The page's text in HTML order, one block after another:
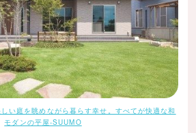
しい庭を眺めながら暮らす幸せ。すべてが快適な和
モダンの平屋-SUUMO